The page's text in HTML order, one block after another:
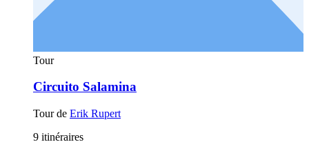
Tour
Circuito Salamina
Tour de Erik Rupert
9 itinéraires